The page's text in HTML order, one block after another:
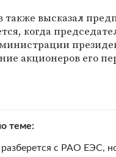
также высказал
когда
акционеров его
теме
с РАО ЕЭС,